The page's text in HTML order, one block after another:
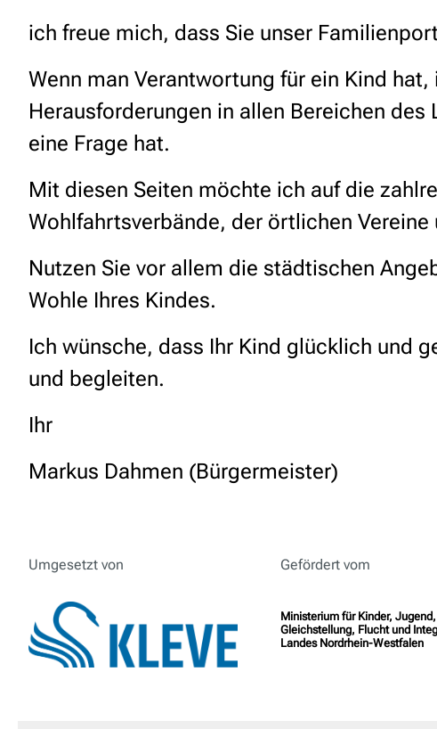
ich freue mich, dass Sie unser
Wenn man Verantwortung für ein Kind
Herausforderungen in allen Bereichen
eine Frage hat.
Mit diesen Seiten möchte ich auf die
Wohlfahrtsverbände, der örtlichen
Nutzen Sie vor allem die städtischen
Wohle Ihres Kindes.
Ich wünsche, dass Ihr Kind glücklich und
und begleiten.
Ihr
Markus Dahmen (Bürgermeister)
Umgesetzt von Gefördert vom
Ministerium für Kinder,
Gleichstellung, Flucht und
Landes Nordrhein-Westfalen